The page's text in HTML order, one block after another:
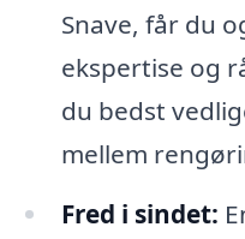
Snave, får du
ekspertise og
du bedst
mellem
Fred i sindet: